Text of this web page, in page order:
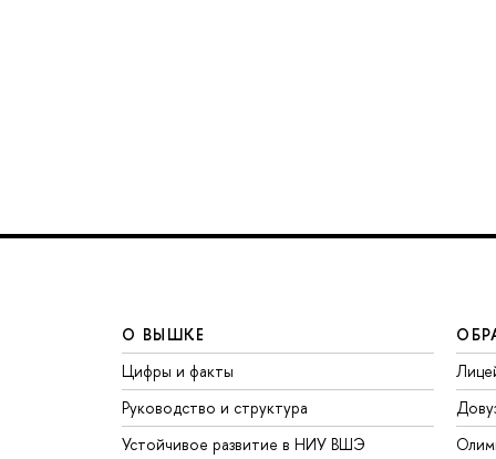
О ВЫШКЕ
Цифры и факты
Руководство и структура
Устойчивое развитие в НИУ ВШЭ